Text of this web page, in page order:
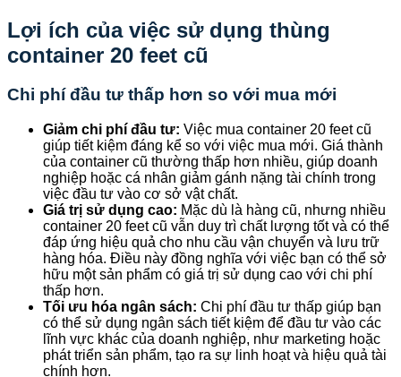
Lợi ích của việc sử dụng thùng
container 20 feet cũ
Chi phí đầu tư thấp hơn so với mua mới
Giảm chi phí đầu tư: Việc mua container 20 feet cũ
giúp tiết kiệm đáng kể so với việc mua mới. Giá thành
của container cũ thường thấp hơn nhiều, giúp doanh
nghiệp hoặc cá nhân giảm gánh nặng tài chính trong
việc đầu tư vào cơ sở vật chất.
Giá trị sử dụng cao: Mặc dù là hàng cũ, nhưng nhiều
container 20 feet cũ vẫn duy trì chất lượng tốt và có thể
đáp ứng hiệu quả cho nhu cầu vận chuyển và lưu trữ
hàng hóa. Điều này đồng nghĩa với việc bạn có thể sở
hữu một sản phẩm có giá trị sử dụng cao với chi phí
thấp hơn.
Tối ưu hóa ngân sách: Chi phí đầu tư thấp giúp bạn
có thể sử dụng ngân sách tiết kiệm để đầu tư vào các
lĩnh vực khác của doanh nghiệp, như marketing hoặc
phát triển sản phẩm, tạo ra sự linh hoạt và hiệu quả tài
chính hơn.